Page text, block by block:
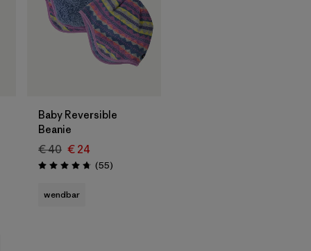
Baby Reversible
Beanie
€ 40 € 24
Bewertung: 4.7 / 5
(55Rezensionen
)
wendbar